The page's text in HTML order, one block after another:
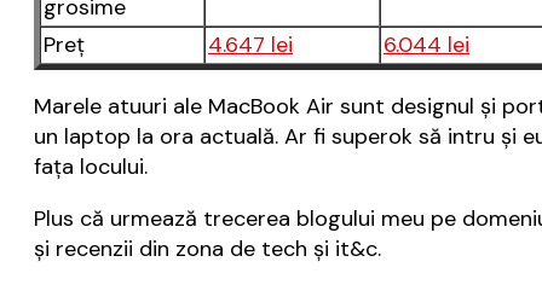
grosime
Preţ 4.647 lei 6.044 lei
Marele atuuri ale MacBook Air sunt designul şi
un laptop la ora actuală. Ar fi superok să intru şi
faţa locului.
Plus că urmează trecerea blogului meu pe
și recenzii din zona de tech și it&c.